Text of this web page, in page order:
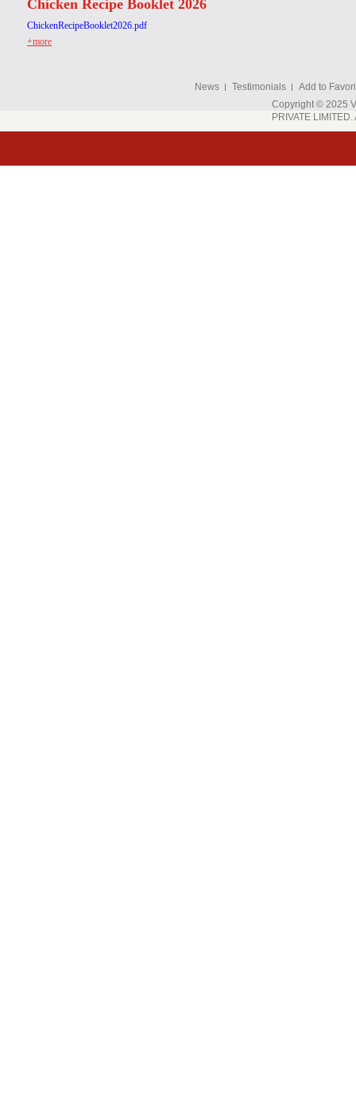
Chicken Recipe Booklet 2026
ChickenRecipeBooklet2026.pdf
+more
News Testimonials
Add to
Copyright © 2025
PRIVATE